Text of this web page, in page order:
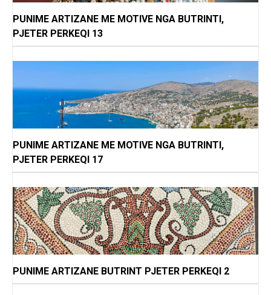
PUNIME ARTIZANE ME MOTIVE NGA BUTRINTI,
PJETER PERKEQI 13
PUNIME ARTIZANE ME MOTIVE NGA BUTRINTI,
PJETER PERKEQI 17
PUNIME ARTIZANE BUTRINT PJETER PERKEQI 2